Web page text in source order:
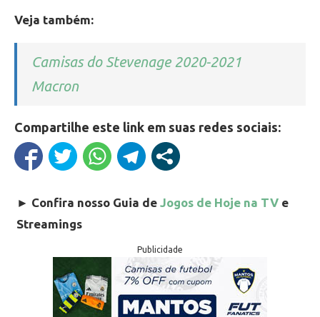
Veja também:
Camisas do Stevenage 2020-2021
Macron
Compartilhe este link em suas redes sociais:
► Confira nosso Guia de Jogos de Hoje na TV e
Streamings
Publicidade